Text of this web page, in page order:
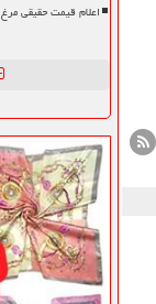
اعلام قیمت حقیقی مرغ